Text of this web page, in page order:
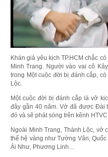
Khán giả yêu kịch TP.HCM chắc
Minh Trang. Người vào vai cô
trong Một cuộc đời bị đánh cắp,
Lộc.
Một cuộc đời bị đánh cắp là vở
đây gần 40 năm. Vở đã được Đài
đó và sẽ phát sóng trên kênh
Ngoài Minh Trang, Thành Lộc, vở
thế hệ vàng như Tường Vân, Quốc
Ái Như, Phương Linh…